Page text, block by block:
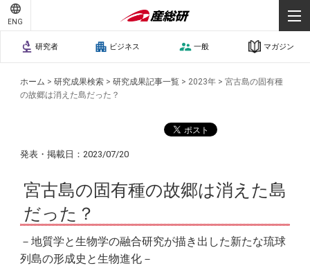
ENG
研究者 ビジネス 一般 マガジン
ホーム >研究成果検索 >研究成果記事一覧 > 2023年 >宮古島の固有種
の故郷は消えた島だった？
発表・掲載日：2023/07/20
宮古島の固有種の故郷は消えた島
だった？
－地質学と生物学の融合研究が描き出した新たな琉球
列島の形成史と生物進化－